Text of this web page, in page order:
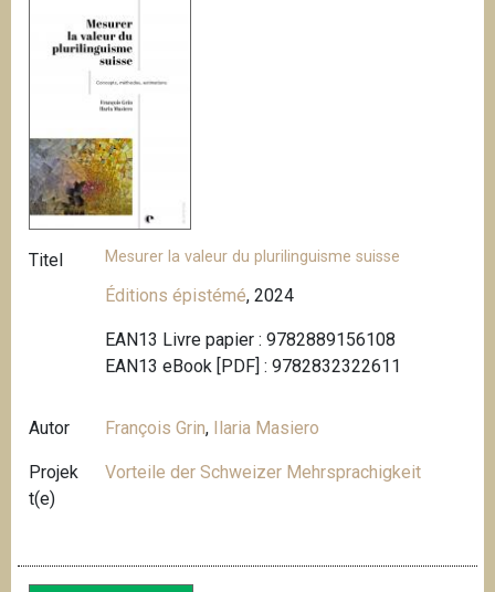
Titel Mesurer la valeur du plurilinguisme suisse
Éditions épistémé, 2024
EAN13 Livre papier : 9782889156108
EAN13 eBook [PDF] : 9782832322611
Autor François Grin, Ilaria Masiero
Projek
t(e)
Vorteile der Schweizer Mehrsprachigkeit